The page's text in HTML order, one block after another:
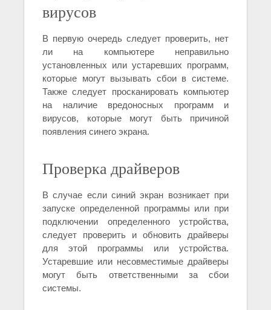
вирусов
В первую очередь следует проверить, нет
ли на компьютере неправильно
установленных или устаревших программ,
которые могут вызывать сбои в системе.
Также следует просканировать компьютер
на наличие вредоносных программ и
вирусов, которые могут быть причиной
появления синего экрана.
Проверка драйверов
В случае если синий экран возникает при
запуске определенной программы или при
подключении определенного устройства,
следует проверить и обновить драйверы
для этой программы или устройства.
Устаревшие или несовместимые драйверы
могут быть ответственными за сбои
системы.